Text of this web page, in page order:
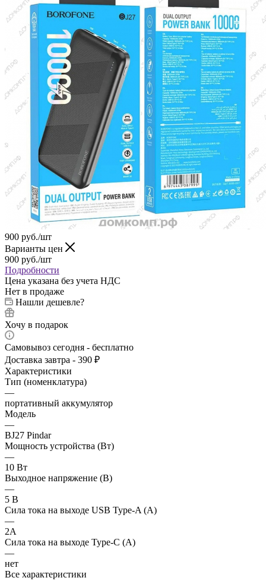
900 руб./шт
Варианты цен
900 руб./шт
Подробности
Цена указана без учета НДС
Нет в продаже
Нашли дешевле?
Хочу в подарок
Самовывоз сегодня - бесплатно
Доставка завтра - 390 ₽
Характеристики
Тип (номенклатура)
—
портативный аккумулятор
Модель
—
BJ27 Pindar
Мощность устройства (Вт)
—
10 Вт
Выходное напряжение (В)
—
5 В
Сила тока на выходе USB Type-A (А)
—
2А
Сила тока на выходе Type-C (A)
—
нет
Все характеристики